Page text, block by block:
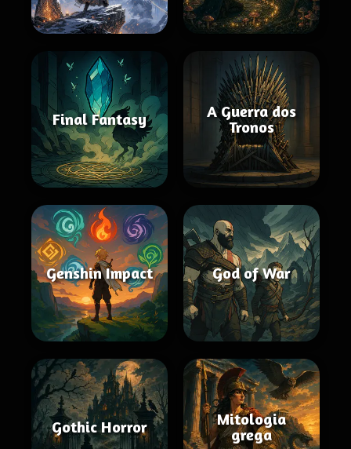
Final Fantasy
A Guerra dos
Tronos
Genshin Impact God of War
Gothic Horror
Mitologia
grega